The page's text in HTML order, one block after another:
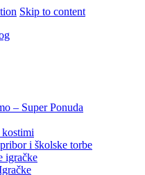
Skip to content
– Super Ponuda
i školske torbe
igračke